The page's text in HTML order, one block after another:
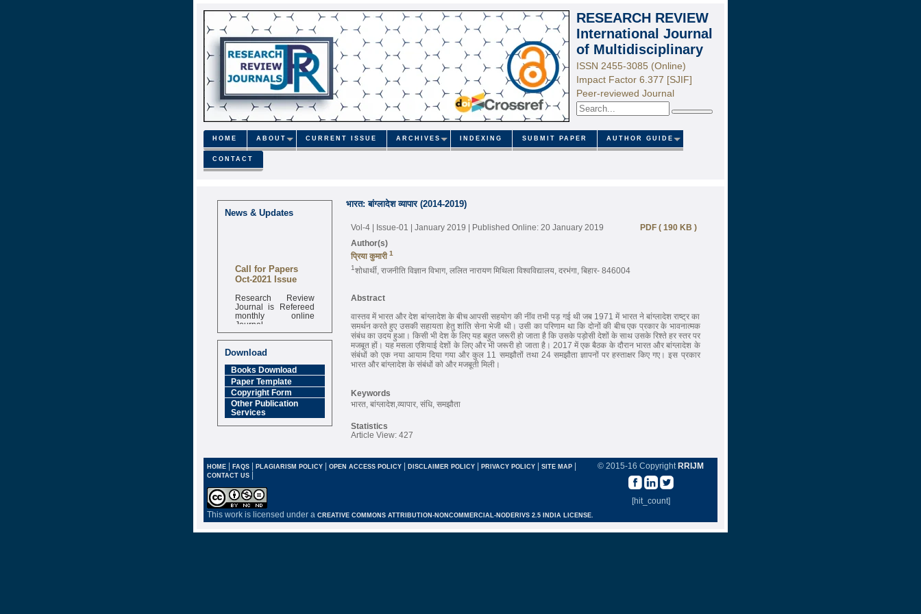
RESEARCH REVIEW
International Journal
of Multidisciplinary
ISSN 2455-3085 (Online)
Impact Factor 6.377 [SJIF]
Peer-reviewed Journal
Search
HOME ABOUT CURRENT ISSUE ARCHIVES INDEXING SUBMIT PAPER AUTHOR GUIDE
CONTACT
News & Updates
Call for Papers
Oct-2021 Issue
Research Review
Journal is Refereed
monthly online
Journal
Impact Factor
6.377 [SJIF]
Download
Books Download
Paper Template
Copyright Form
Other Publication
Services
भारत: बांग्लादेश व्यापार (2014-2019)
Vol-4 | Issue-01 | January 2019 | Published Online: 20 January 2019
PDF ( 190 KB )
Author(s)
प्रिया कुमारी 1
1शोधार्थी, राजनीति विज्ञान विभाग, ललित नारायण मिथिला विश्वविद्यालय, दरभंगा, बिहार- 846004
Abstract
वास्तव में भारत और देश बांग्लादेश के बीच आपसी सहयोग की नींव तभी पड़ गई थी जब 1971 में भारत ने बांग्लादेश राष्ट्र का
समर्थन करते हुए उसकी सहायता हेतु शांति सेना भेजी थी। उसी का परिणाम था कि दोनों की बीच एक प्रकार के भावनात्मक
संबंध का उदय हुआ। किसी भी देश के लिए यह बहुत जरूरी हो जाता है कि उसके पड़ोसी देशों के साथ उसके रिश्ते हर स्तर पर
मजबूत हों। यह मसला एशियाई देशों के लिए और भी जरूरी हो जाता है। 2017 में एक बैठक के दौरान भारत और बांग्लादेश के
संबंधों को एक नया आयाम दिया गया और कुल 11 समझौतों तथा 24 समझौता ज्ञापनों पर हस्ताक्षर किए गए। इस प्रकार
भारत और बांग्लादेश के संबंधों को और मजबूती मिली।
Keywords
भारत, बांग्लादेश,व्यापार, संधि, समझौता
Statistics
Article View: 427
© 2015-16 Copyright RRIJM
[hit_count]
HOME | FAQS | PLAGIARISM POLICY | OPEN ACCESS POLICY | DISCLAIMER POLICY | PRIVACY POLICY | SITE MAP |
CONTACT US |
This work is licensed under a CREATIVE COMMONS ATTRIBUTION-NONCOMMERCIAL-NODERIVS 2.5 INDIA LICENSE.